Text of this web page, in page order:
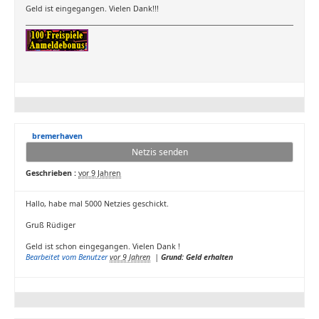
Geld ist eingegangen. Vielen Dank!!!
bremerhaven
Netzis senden
Geschrieben : vor 9 Jahren
Hallo, habe mal 5000 Netzies geschickt.
Gruß Rüdiger
Geld ist schon eingegangen. Vielen Dank !
Bearbeitet vom Benutzer vor 9 Jahren | Grund: Geld erhalten